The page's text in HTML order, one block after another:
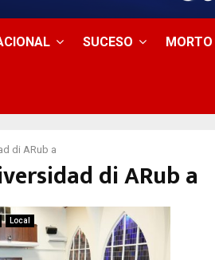
SUCESO MORTO
di ARub a
di ARub a
Local